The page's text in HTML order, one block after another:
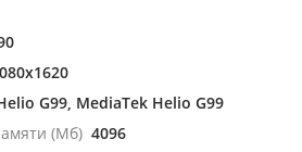
G99, MediaTek Helio G99
(Мб) 4096